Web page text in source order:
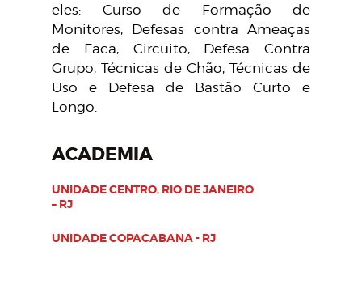
eles: Curso de Formação de
Monitores, Defesas contra Ameaças
de Faca, Circuito, Defesa Contra
Grupo, Técnicas de Chão, Técnicas de
Uso e Defesa de Bastão Curto e
Longo.
ACADEMIA
UNIDADE CENTRO, RIO DE JANEIRO
– RJ
UNIDADE COPACABANA - RJ